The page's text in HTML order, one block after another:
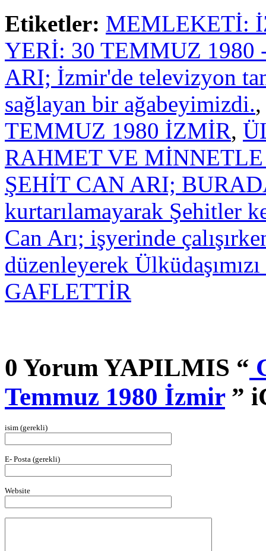
Etiketler: MEMLEKETİ:
YERİ: 30 TEMMUZ 1980
ARI; İzmir'de televizyon
sağlayan bir ağabeyimizdi.
TEMMUZ 1980 İZMİR,
RAHMET VE
ŞEHİT CAN ARI;
kurtarılamayarak Şehitler
Can Arı; işyerinde
düzenleyerek
GAFLETTİR
0 Yorum YAPILMIS “
Temmuz 1980 İzmir”
isim (gerekli)
E- Posta (gerekli)
Website